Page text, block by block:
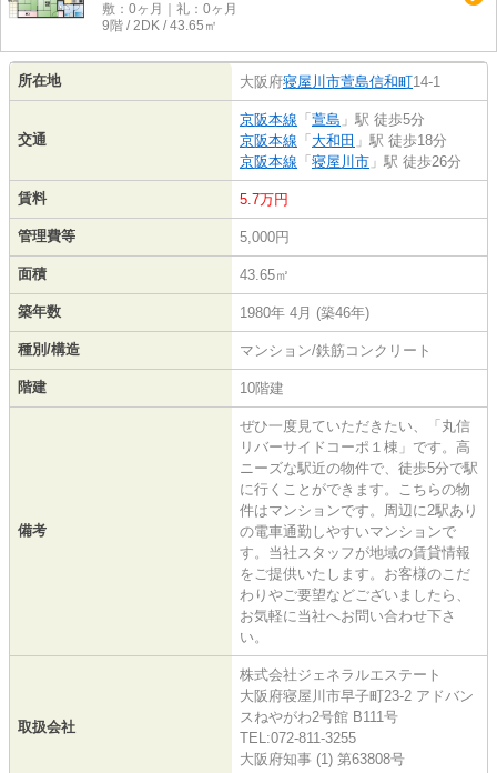
敷：0ヶ月｜礼：0ヶ月
9階 / 2DK / 43.65㎡
所在地 大阪府寝屋川市萱島信和町14-1
交通
京阪本線 「 萱島 」駅 徒歩5分
京阪本線 「 大和田 」駅 徒歩18分
京阪本線 「 寝屋川市 」駅 徒歩26分
賃料 5.7万円
管理費等 5,000円
面積 43.65㎡
築年数 1980年 4月 (築46年)
種別/構造 マンション/鉄筋コンクリート
階建 10階建
備考
ぜひ一度見ていただきたい、「丸信
リバーサイドコーポ１棟」です。高
ニーズな駅近の物件で、徒歩5分で駅
に行くことができます。こちらの物
件はマンションです。周辺に2駅あり
の電車通勤しやすいマンションで
す。当社スタッフが地域の賃貸情報
をご提供いたします。お客様のこだ
わりやご要望などございましたら、
お気軽に当社へお問い合わせ下さ
い。
取扱会社
株式会社ジェネラルエステート
大阪府寝屋川市早子町23-2 アドバン
スねやがわ2号館 B111号
TEL:072-811-3255
大阪府知事 (1) 第63808号